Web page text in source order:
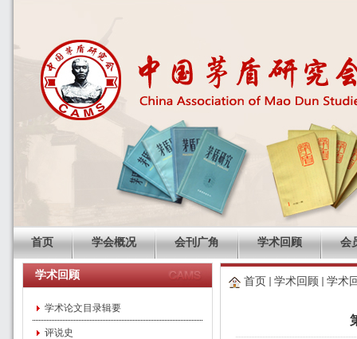
首页 学会概况 会刊广角 学术回顾 会
学术回顾
学术论文目录辑要
评说史
首页 学术回顾 学术